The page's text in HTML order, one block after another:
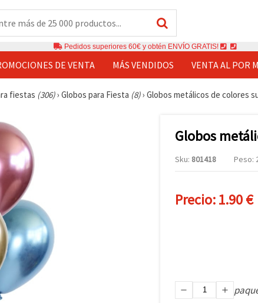
Pedidos superiores 60€ y obtén ENVÍO GRATIS!
DE VENTA MÁS VENDIDOS VENTA AL POR
fiestas (306)› Globos para Fiesta (8)› Globos metálicos de colores
Globos
Sku: 801418 Peso:
Precio:1.90 €